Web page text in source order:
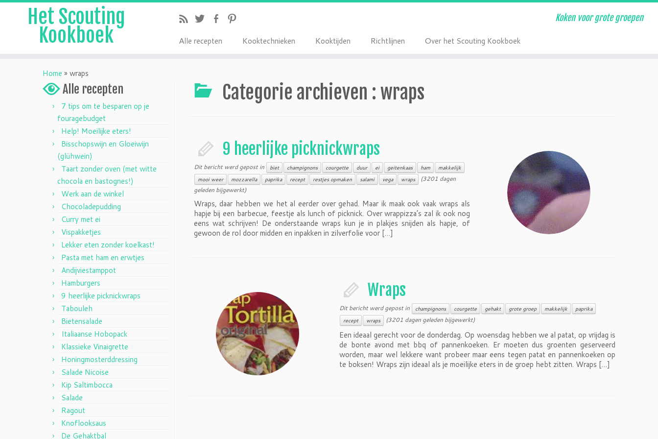
Het Scouting
Kookboek
Koken voor grote groepen
Alle recepten Kooktechnieken Kooktijden Richtlijnen Over het Scouting Kookboek
Home » wraps
Alle recepten
7 tips om te besparen op je
fouragebudget
Help! Moeilijke eters!
Bisschopswijn en Gloeiwijn
(glühwein)
Taart zonder oven (met witte
chocola en bastognes!)
Werk aan de winkel
Chocoladepudding
Curry met ei
Vispakketjes
Lekker eten zonder koelkast!
Pasta met ham en erwtjes
Andijviestamppot
Hamburgers
9 heerlijke picknickwraps
Tabouleh
Bietensalade
Italiaanse Hobopack
Klassieke Vinaigrette
Honingmosterddressing
Salade Nicoise
Kip Saltimbocca
Salade
Ragout
Knoflooksaus
De Gehaktbal
Categorie archieven : wraps
9 heerlijke picknickwraps
Dit bericht werd gepost in biet champignons courgette duur ei geitenkaas ham
makkelijk
mooi weer
mozzarella paprika recept restjes opmaken salami vega wraps
(3201 dagen
geleden bijgewerkt)
Wraps, daar hebben we het al eerder over gehad. Maar ik maak ook vaak wraps als
hapje bij een barbecue, feestje als lunch of picknick. Over wrappizza’s zal ik ook nog
eens wat schrijven! De onderstaande wraps kun je in plakjes snijden als hapje, of
gewoon de rol door midden en inpakken in zilverfolie voor […]
Wraps
Dit bericht werd gepost in champignons courgette gehakt grote groep makkelijk
paprika
recept
wraps (3201 dagen geleden bijgewerkt)
Een ideaal gerecht voor de donderdag. Op woensdag hebben we al patat, op vrijdag is
de bonte avond met bbq of pannenkoeken. Er moeten dus groenten geserveerd
worden, maar wel lekkere want probeer maar eens tegen patat en pannenkoeken op
te boksen! Wraps zijn ideaal als je moeilijke eters in de groep hebt zitten. Wraps […]